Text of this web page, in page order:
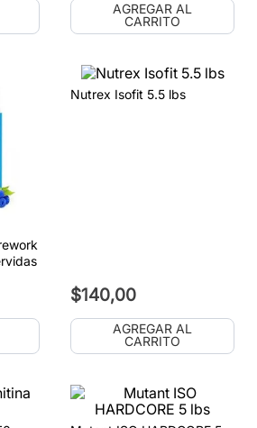
AGREGAR AL
CARRITO
Nutrex Isofit 5.5 lbs
$140,00
AGREGAR AL
CARRITO